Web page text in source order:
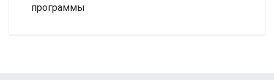
программы